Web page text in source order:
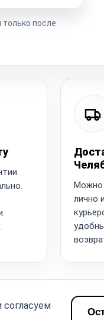
после
Можно
лично
согласуем